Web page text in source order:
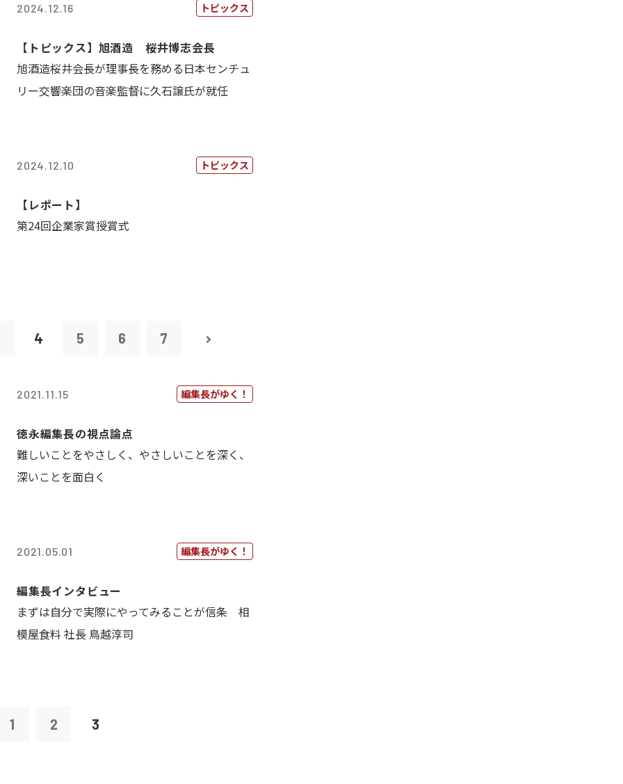
2024.12.16 トピックス
【トピックス】旭酒造 桜井博志会長
旭酒造桜井会長が理事長を務める日本センチュ
リー交響楽団の音楽監督に久石譲氏が就任
2024.12.10 トピックス
【レポート】
第24回企業家賞授賞式
4 5 6 7
2021.11.15 編集長がゆく！
徳永編集長の視点論点
難しいことをやさしく、やさしいことを深く、
深いことを面白く
2021.05.01 編集長がゆく！
編集長インタビュー
まずは自分で実際にやってみることが信条 相
模屋食料 社長 鳥越淳司
1 2 3